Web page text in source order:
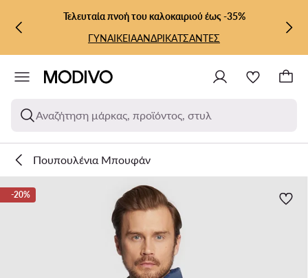
ΜΕΤΆΒΑΣΗ ΣΤΟ ΚΎΡΙΟ ΠΕΡΙΕΧΌΜΕΝΟ
ΜΕΤΆΒΑΣΗ ΣΤΗΝ ΑΝΑΖΉΤΗΣΗ
Τελευταία πνοή του καλοκαιριού έως -35%
ΓΥΝΑΙΚΕΙΑΑΝΔΡΙΚΑΤΣΑΝΤΕΣ
Αναζήτηση μάρκας, προϊόντος, στυλ
Πουπουλένια Μπουφάν
-20%